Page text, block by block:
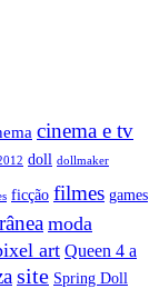
cinema e tv
doll dollmaker
ficção filmes games
moda
art Queen 4 a
site Spring Doll